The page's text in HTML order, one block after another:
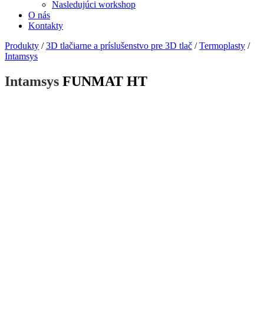
Nasledujúci workshop
O nás
Kontakty
Produkty /3D tlačiarne a príslušenstvo pre 3D tlač /Termoplasty /
Intamsys
Intamsys FUNMAT HT